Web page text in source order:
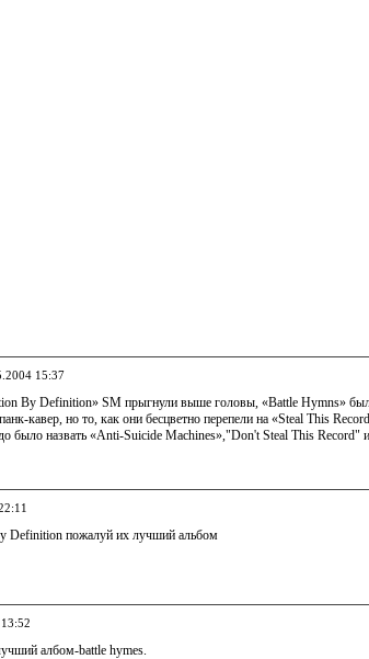
15:37
By Definition» SM прыгнули выше головы, «Battle Hymns» был
панк-кавер, но то, как они бесцветно перепели на «Steal This
было назвать «Anti-Suicide Machines»,"Don't Steal This
Definition пожалуй их лучший альбом
13:52
албом-battle hymes.